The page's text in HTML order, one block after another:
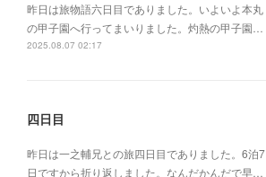
昨日は旅物語六日目でありました。いよいよ本丸
の甲子園へ行ってまいりました。灼熱の甲子園…
2025.08.07 02:17
四日目
昨日は一之輔兄との旅四日目でありました。6泊7
日ですから折り返しました。なんだかんだで早…